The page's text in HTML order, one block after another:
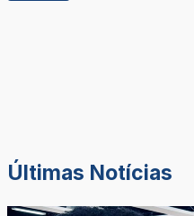
Últimas Notícias